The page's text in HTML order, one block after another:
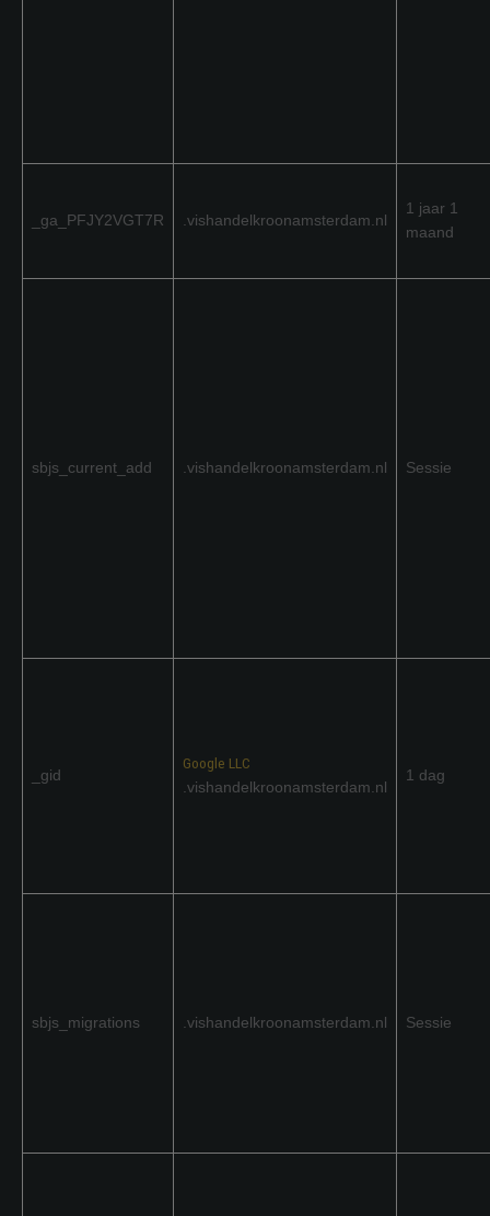
_ga_PFJY2VGT7R .vishandelkroonamsterdam.nl
1 jaar 1
maand
sbjs_current_add .vishandelkroonamsterdam.nl Sessie
_gid
Google LLC
.vishandelkroonamsterdam.nl
1 dag
sbjs_migrations .vishandelkroonamsterdam.nl Sessie